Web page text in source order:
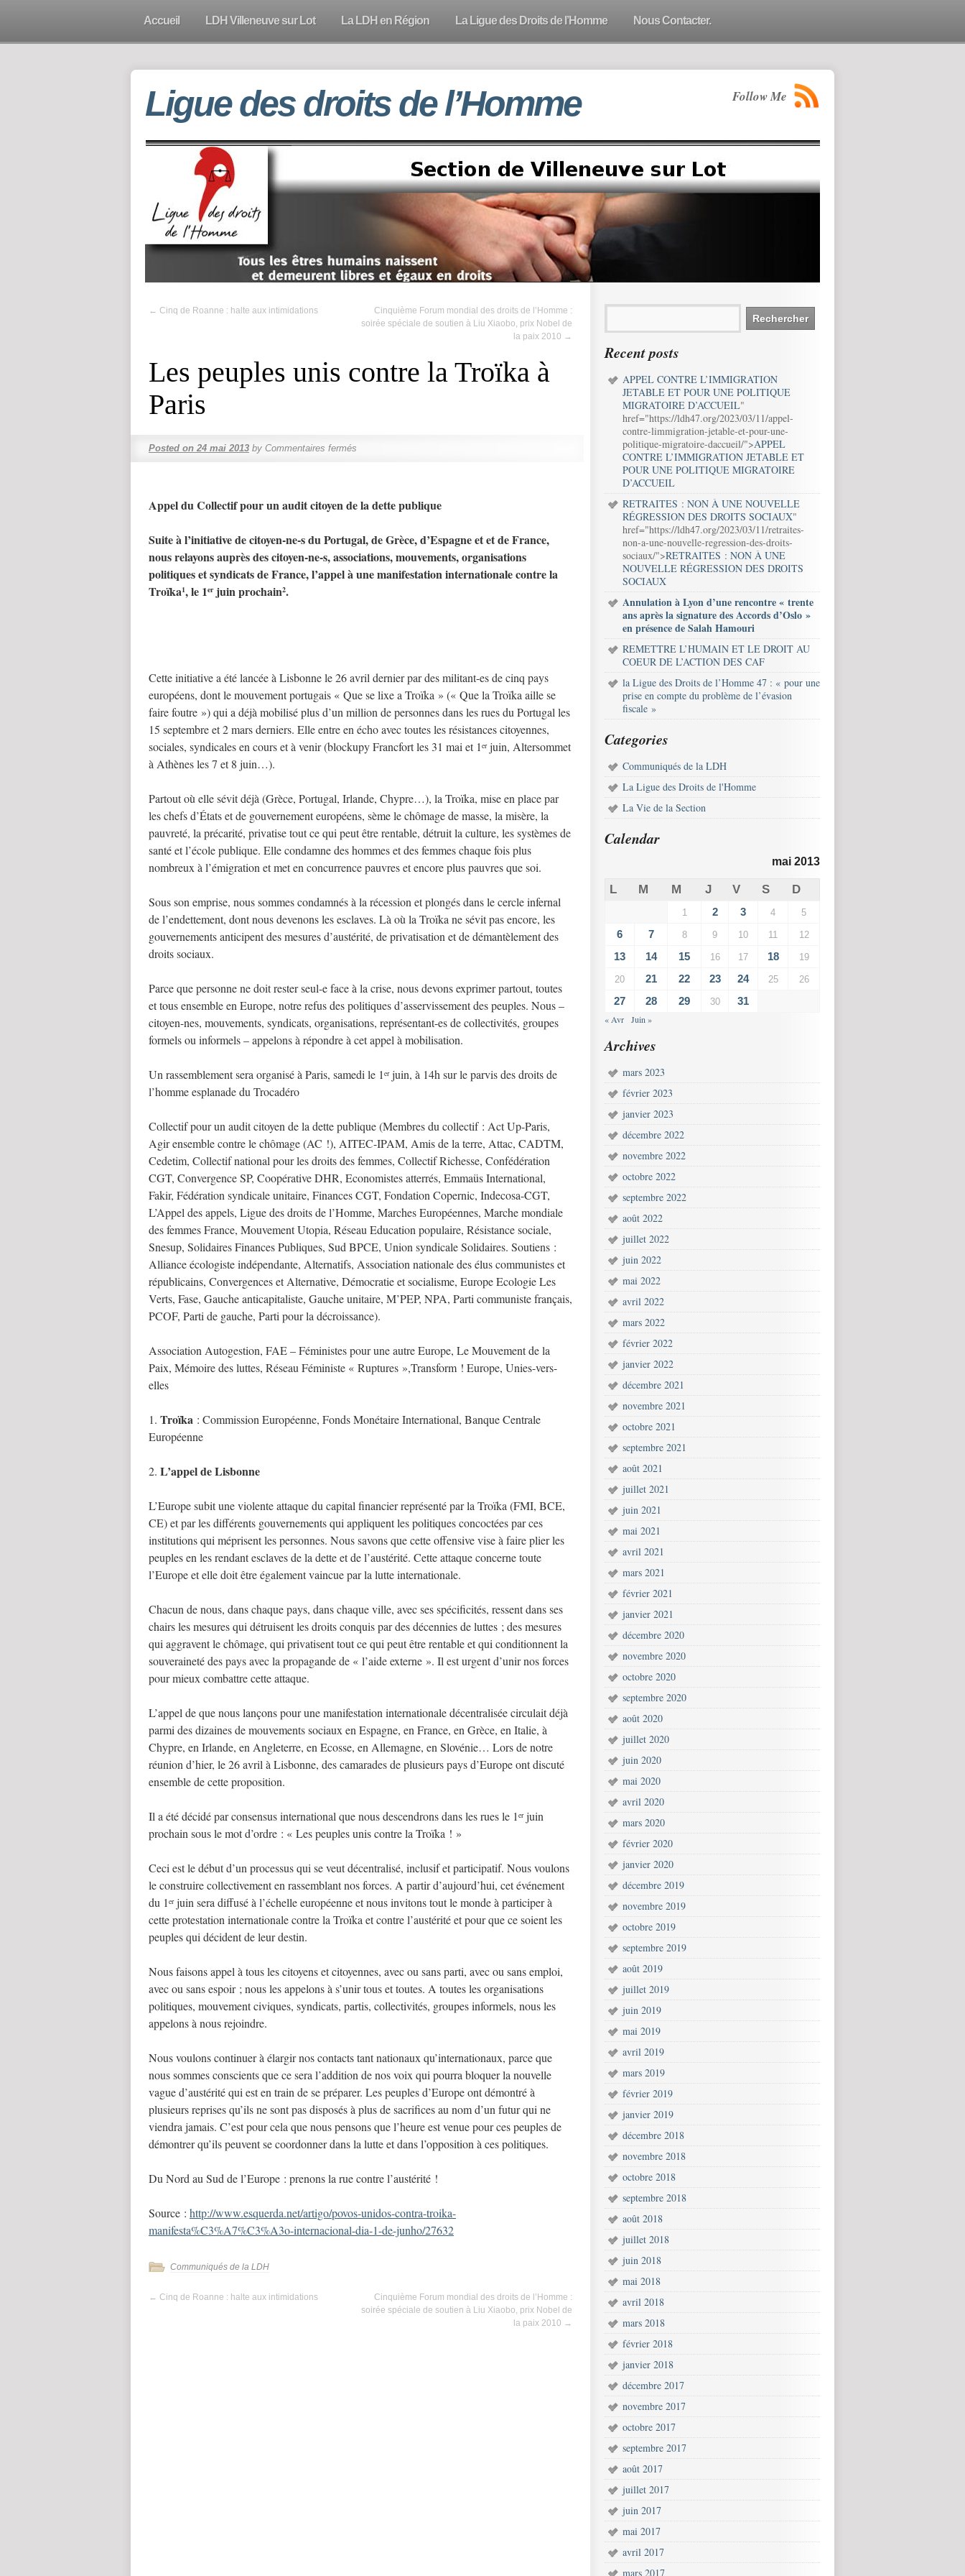
Accueil LDH Villeneuve sur Lot La LDH en Région La Ligue des Droits de l’Homme Nous Contacter.
Ligue des droits de l’Homme Follow Me
← Cinq de Roanne : halte aux intimidations
Cinquième Forum mondial des droits de l’Homme :
soirée spéciale de soutien à Liu Xiaobo, prix Nobel de
la paix 2010 →
Les peuples unis contre la Troïka à
Paris
Posted on 24 mai 2013 by Commentaires fermés
Appel du Collectif pour un audit citoyen de la dette publique
Suite à l’initiative de citoyen-ne-s du Portugal, de Grèce, d’Espagne et et de France,
nous relayons auprès des citoyen-ne-s, associations, mouvements, organisations
politiques et syndicats de France, l’appel à une manifestation internationale contre la
Troïka1, le 1erjuin prochain2.
Cette initiative a été lancée à Lisbonne le 26 avril dernier par des militant-es de cinq pays
européens, dont le mouvement portugais « Que se lixe a Troïka » (« Que la Troïka aille se
faire foutre ») qui a déjà mobilisé plus d’un million de personnes dans les rues du Portugal les
15 septembre et 2 mars derniers. Elle entre en écho avec toutes les résistances citoyennes,
sociales, syndicales en cours et à venir (blockupy Francfort les 31 mai et 1 erjuin, Altersommet
à Athènes les 7 et 8 juin…).
Partout où elle sévit déjà (Grèce, Portugal, Irlande, Chypre…), la Troïka, mise en place par
les chefs d’États et de gouvernement européens, sème le chômage de masse, la misère, la
pauvreté, la précarité, privatise tout ce qui peut être rentable, détruit la culture, les systèmes de
santé et l’école publique. Elle condamne des hommes et des femmes chaque fois plus
nombreux à l’émigration et met en concurrence pauvres et encore plus pauvres que soi.
Sous son emprise, nous sommes condamnés à la récession et plongés dans le cercle infernal
de l’endettement, dont nous devenons les esclaves. Là où la Troïka ne sévit pas encore, les
gouvernements anticipent des mesures d’austérité, de privatisation et de démantèlement des
droits sociaux.
Parce que personne ne doit rester seul-e face à la crise, nous devons exprimer partout, toutes
et tous ensemble en Europe, notre refus des politiques d’asservissement des peuples. Nous –
citoyen-nes, mouvements, syndicats, organisations, représentant-es de collectivités, groupes
formels ou informels – appelons à répondre à cet appel à mobilisation.
Un rassemblement sera organisé à Paris, samedi le 1 erjuin, à 14h sur le parvis des droits de
l’homme esplanade du Trocadéro
Collectif pour un audit citoyen de la dette publique (Membres du collectif : Act Up-Paris,
Agir ensemble contre le chômage (AC !), AITEC-IPAM, Amis de la terre, Attac, CADTM,
Cedetim, Collectif national pour les droits des femmes, Collectif Richesse, Confédération
CGT, Convergence SP, Coopérative DHR, Economistes atterrés, Emmaüs International,
Fakir, Fédération syndicale unitaire, Finances CGT, Fondation Copernic, Indecosa-CGT,
L’Appel des appels, Ligue des droits de l’Homme, Marches Européennes, Marche mondiale
des femmes France, Mouvement Utopia, Réseau Education populaire, Résistance sociale,
Snesup, Solidaires Finances Publiques, Sud BPCE, Union syndicale Solidaires. Soutiens :
Alliance écologiste indépendante, Alternatifs, Association nationale des élus communistes et
républicains, Convergences et Alternative, Démocratie et socialisme, Europe Ecologie Les
Verts, Fase, Gauche anticapitaliste, Gauche unitaire, M’PEP, NPA, Parti communiste français,
PCOF, Parti de gauche, Parti pour la décroissance).
Association Autogestion, FAE – Féministes pour une autre Europe, Le Mouvement de la
Paix, Mémoire des luttes, Réseau Féministe « Ruptures »,Transform ! Europe, Unies-vers-
elles
1. Troïka : Commission Européenne, Fonds Monétaire International, Banque Centrale
Européenne
2. L’appel de Lisbonne
L’Europe subit une violente attaque du capital financier représenté par la Troïka (FMI, BCE,
CE) et par les différents gouvernements qui appliquent les politiques concoctées par ces
institutions qui méprisent les personnes. Nous savons que cette offensive vise à faire plier les
peuples en les rendant esclaves de la dette et de l’austérité. Cette attaque concerne toute
l’Europe et elle doit être également vaincue par la lutte internationale.
Chacun de nous, dans chaque pays, dans chaque ville, avec ses spécificités, ressent dans ses
chairs les mesures qui détruisent les droits conquis par des décennies de luttes ; des mesures
qui aggravent le chômage, qui privatisent tout ce qui peut être rentable et qui conditionnent la
souveraineté des pays avec la propagande de « l’aide externe ». Il est urgent d’unir nos forces
pour mieux combattre cette attaque.
L’appel de que nous lançons pour une manifestation internationale décentralisée circulait déjà
parmi des dizaines de mouvements sociaux en Espagne, en France, en Grèce, en Italie, à
Chypre, en Irlande, en Angleterre, en Ecosse, en Allemagne, en Slovénie… Lors de notre
réunion d’hier, le 26 avril à Lisbonne, des camarades de plusieurs pays d’Europe ont discuté
ensemble de cette proposition.
Il a été décidé par consensus international que nous descendrons dans les rues le 1 erjuin
prochain sous le mot d’ordre : « Les peuples unis contre la Troïka ! »
Ceci est le début d’un processus qui se veut décentralisé, inclusif et participatif. Nous voulons
le construire collectivement en rassemblant nos forces. A partir d’aujourd’hui, cet événement
du 1 erjuin sera diffusé à l’échelle européenne et nous invitons tout le monde à participer à
cette protestation internationale contre la Troïka et contre l’austérité et pour que ce soient les
peuples qui décident de leur destin.
Nous faisons appel à tous les citoyens et citoyennes, avec ou sans parti, avec ou sans emploi,
avec ou sans espoir ; nous les appelons à s’unir tous et toutes. A toutes les organisations
politiques, mouvement civiques, syndicats, partis, collectivités, groupes informels, nous les
appelons à nous rejoindre.
Nous voulons continuer à élargir nos contacts tant nationaux qu’internationaux, parce que
nous sommes conscients que ce sera l’addition de nos voix qui pourra bloquer la nouvelle
vague d’austérité qui est en train de se préparer. Les peuples d’Europe ont démontré à
plusieurs reprises qu’ils ne sont pas disposés à plus de sacrifices au nom d’un futur qui ne
viendra jamais. C’est pour cela que nous pensons que l’heure est venue pour ces peuples de
démontrer qu’ils peuvent se coordonner dans la lutte et dans l’opposition à ces politiques.
Du Nord au Sud de l’Europe : prenons la rue contre l’austérité !
Source : http://www.esquerda.net/artigo/povos-unidos-contra-troika-
manifesta%C3%A7%C3%A3o-internacional-dia-1-de-junho/27632
Communiqués de la LDH
← Cinq de Roanne : halte aux intimidations
Cinquième Forum mondial des droits de l’Homme :
soirée spéciale de soutien à Liu Xiaobo, prix Nobel de
la paix 2010 →
Recent posts
APPEL CONTRE L’IMMIGRATION
JETABLE ET POUR UNE POLITIQUE
MIGRATOIRE D’ACCUEIL"
href="https://ldh47.org/2023/03/11/appel-
contre-limmigration-jetable-et-pour-une-
politique-migratoire-daccueil/">APPEL
CONTRE L’IMMIGRATION JETABLE ET
POUR UNE POLITIQUE MIGRATOIRE
D’ACCUEIL
RETRAITES : NON À UNE NOUVELLE
RÉGRESSION DES DROITS SOCIAUX"
href="https://ldh47.org/2023/03/11/retraites-
non-a-une-nouvelle-regression-des-droits-
sociaux/">RETRAITES : NON À UNE
NOUVELLE RÉGRESSION DES DROITS
SOCIAUX
Annulation à Lyon d’une rencontre « trente
ans après la signature des Accords d’Oslo »
en présence de Salah Hamouri
REMETTRE L’HUMAIN ET LE DROIT AU
COEUR DE L’ACTION DES CAF
la Ligue des Droits de l’Homme 47 : « pour une
prise en compte du problème de l’évasion
fiscale »
Categories
Communiqués de la LDH
La Ligue des Droits de l'Homme
La Vie de la Section
Calendar
mai 2013
L M M J V S D
1 2 3 4 5
6 7 8 9 10 11 12
13 14 15 16 17 18 19
20 21 22 23 24 25 26
27 28 29 30 31
« Avr Juin »
Archives
mars 2023
février 2023
janvier 2023
décembre 2022
novembre 2022
octobre 2022
septembre 2022
août 2022
juillet 2022
juin 2022
mai 2022
avril 2022
mars 2022
février 2022
janvier 2022
décembre 2021
novembre 2021
octobre 2021
septembre 2021
août 2021
juillet 2021
juin 2021
mai 2021
avril 2021
mars 2021
février 2021
janvier 2021
décembre 2020
novembre 2020
octobre 2020
septembre 2020
août 2020
juillet 2020
juin 2020
mai 2020
avril 2020
mars 2020
février 2020
janvier 2020
décembre 2019
novembre 2019
octobre 2019
septembre 2019
août 2019
juillet 2019
juin 2019
mai 2019
avril 2019
mars 2019
février 2019
janvier 2019
décembre 2018
novembre 2018
octobre 2018
septembre 2018
août 2018
juillet 2018
juin 2018
mai 2018
avril 2018
mars 2018
février 2018
janvier 2018
décembre 2017
novembre 2017
octobre 2017
septembre 2017
août 2017
juillet 2017
juin 2017
mai 2017
avril 2017
mars 2017